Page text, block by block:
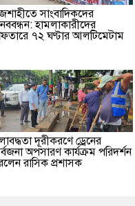
সাংবাদিকদের
হামলাকারীদের
৭২ ঘণ্টার আলটিমেটাম
দূরীকরণে ড্রেনের
অপসারণ কার্যক্রম পরিদর্শন
রাসিক প্রশাসক